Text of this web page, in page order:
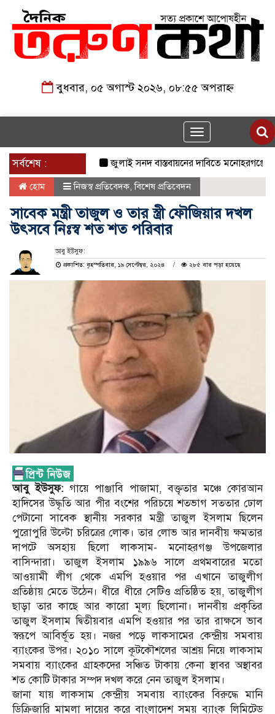
বুধবার, ০৫ অগাস্ট ২০২৬, ০৮:৫৫ অপরাহ্ন
Toggle
navigation
সর্বশেষ :
জুলাই সনদ বাস্তবায়নের দাবিতে মনোহরগঞ্জে
হোম নিজস্ব প্রতিবেদক,বিশেষ প্রতিবেদন
সাবেক মন্ত্রী তাজুল ও তার স্ত্রী ফৌজিয়ার দখল
উৎসবে নিঃস্ব শত শত পরিবার
আবু ইউসুফ:
প্রকাশিত: বৃহস্পতিবার, ১৯ সেপ্টেম্বর, ২০২৪
২৮৫ বার পড়া হয়েছে
আবু ইউসুফ: গায়ে পাঞ্জাবি পাজামা, বক্তৃতার মঞ্চে কোরআন
হাদিসের উদ্ধৃতি আর পীর বংশের পরিচয়ে শতভাগ সততার ঢোল
পেটানো সাবেক স্থানীয় সরকার মন্ত্রী তাজুল ইসলাম ছিলেন
পুরোপুরি উল্টো চরিত্রের লোক। তার লোভ আর দানবীয় ক্ষমতার
দাপটে অসহায় ছিলো লাকসাম- মনোহরগঞ্জ উপজেলার
বাসিন্দারা। তাজুল ইসলাম ১৯৯৬ সালে প্রথমবারের মতো
আওয়ামী লীগ থেকে এমপি হওয়ার পর এখানে তাজুলীগ
প্রতিষ্ঠায় মেতে উঠেন। ধীরে ধীরে সেটিও প্রতিষ্ঠিত হয়, তাজুলীগ
ছাড়া তার কাছে আর কারো মূল্য ছিলোনা। দানবীয় প্রকৃতির
তাজুল ইসলাম দ্বিতীয়বার এমপি হওয়ার পর তার রাক্ষসে ভাব
স্বরূপে আবির্ভূত হয়। নজর পড়ে লাকসামের কেন্দ্রীয় সমবায়
ব্যাংকের উপর। ২০১০ সালে কূটকৌশলের আশ্রয় নিয়ে লাকসাম
সমবায় ব্যাংকের গ্রাহকদের সঞ্চিত টাকায় কেনা স্থাবর অস্থাবর
শত কোটি টাকার সম্পদ দখল করে নেন তাজুল ইসলাম।
জানা যায় লাকসাম কেন্দ্রীয় সমবায় ব্যাংকের বিরুদ্ধে মানি
ডিক্রিজারি মামলা দায়ের করে বাংলাদেশ সময় ব্যাংক লিমিটেড